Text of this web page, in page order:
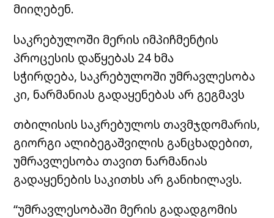
მიიღებენ.
საკრებულოში მერის იმპიჩმენტის
პროცესის დაწყებას 24 ხმა
სჭირდება, საკრებულოში უმრავლესობა
კი, ნარმანიას გადაყენებას არ გეგმავს
თბილისის საკრებულოს თავმჯდომარის,
გიორგი ალიბეგაშვილის განცხადებით,
უმრავლესობა თავით ნარმანიას
გადაყენების საკითხს არ განიხილავს.
“უმრავლესობაში მერის გადადგომის